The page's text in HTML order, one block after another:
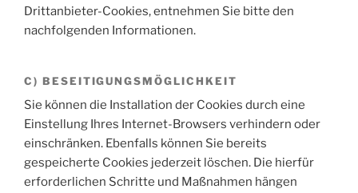
Drittanbieter-Cookies, entnehmen Sie bitte den
nachfolgenden Informationen.
C) BESEITIGUNGSMÖGLICHKEIT
Sie können die Installation der Cookies durch eine
Einstellung Ihres Internet-Browsers verhindern oder
einschränken. Ebenfalls können Sie bereits
gespeicherte Cookies jederzeit löschen. Die hierfür
erforderlichen Schritte und Maßnahmen hängen